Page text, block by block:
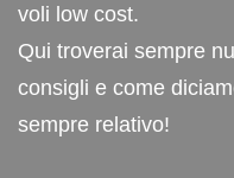
voli low cost.
Qui troverai sempre
consigli e come
sempre relativo!